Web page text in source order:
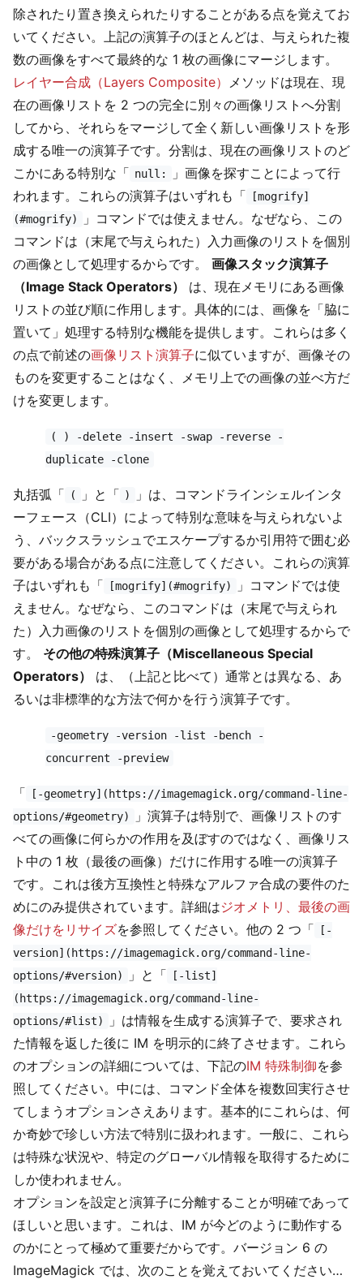
除されたり置き換えられたりすることがある点を覚えてお
いてください。上記の演算子のほとんどは、与えられた複
数の画像をすべて最終的な 1 枚の画像にマージします。
レイヤー合成（Layers Composite）
メソッドは現在、現
在の画像リストを 2 つの完全に別々の画像リストへ分割
してから、それらをマージして全く新しい画像リストを形
成する唯一の演算子です。分割は、現在の画像リストのど
こかにある特別な「 null:
」画像を探すことによって行
われます。これらの演算子はいずれも「
[mogrify]
(#mogrify)
」コマンドでは使えません。なぜなら、この
コマンドは（末尾で与えられた）入力画像のリストを個別
の画像として処理するからです。
画像スタック演算子
（Image Stack Operators）
は、現在メモリにある画像
リストの並び順に作用します。具体的には、画像を「脇に
置いて」処理する特別な機能を提供します。これらは多く
の点で前述の画像リスト演算子に似ていますが、画像その
ものを変更することはなく、メモリ上での画像の並べ方だ
けを変更します。
( ) -delete -insert -swap -reverse -
duplicate -clone
丸括弧「 ( 」と「 )
」は、コマンドラインシェルインタ
ーフェース（CLI）によって特別な意味を与えられないよ
う、バックスラッシュでエスケープするか引用符で囲む必
要がある場合がある点に注意してください。これらの演算
子はいずれも「
[mogrify](#mogrify)
」コマンドでは使
えません。なぜなら、このコマンドは（末尾で与えられ
た）入力画像のリストを個別の画像として処理するからで
す。
その他の特殊演算子（Miscellaneous Special
Operators）
は、（上記と比べて）通常とは異なる、あ
るいは非標準的な方法で何かを行う演算子です。
-geometry -version -list -bench -
concurrent -preview
「
[-geometry](https://imagemagick.org/command-line-
options/#geometry)
」演算子は特別で、画像リストのす
べての画像に何らかの作用を及ぼすのではなく、画像リス
ト中の 1 枚（最後の画像）だけに作用する唯一の演算子
です。これは後方互換性と特殊なアルファ合成の要件のた
めにのみ提供されています。詳細はジオメトリ、最後の画
像だけをリサイズを参照してください。他の 2 つ「
[-
version](https://imagemagick.org/command-line-
options/#version)
」と「
[-list]
(https://imagemagick.org/command-line-
options/#list)
」は情報を生成する演算子で、要求され
た情報を返した後に IM を明示的に終了させます。これら
のオプションの詳細については、下記のIM 特殊制御を参
照してください。中には、コマンド全体を複数回実行させ
てしまうオプションさえあります。基本的にこれらは、何
か奇妙で珍しい方法で特別に扱われます。一般に、これら
は特殊な状況や、特定のグローバル情報を取得するために
しか使われません。
オプションを設定と演算子に分離することが明確であって
ほしいと思います。これは、IM が今どのように動作する
のかにとって極めて重要だからです。バージョン 6 の
ImageMagick では、次のことを覚えておいてください…